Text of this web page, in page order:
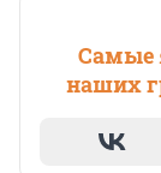
Самые
наших